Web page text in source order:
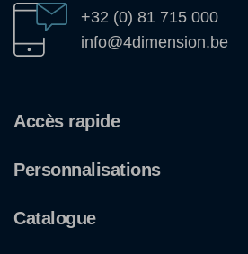
+32 (0) 81 715 000
info@4dimension.be
Accès rapide
Personnalisations
Catalogue